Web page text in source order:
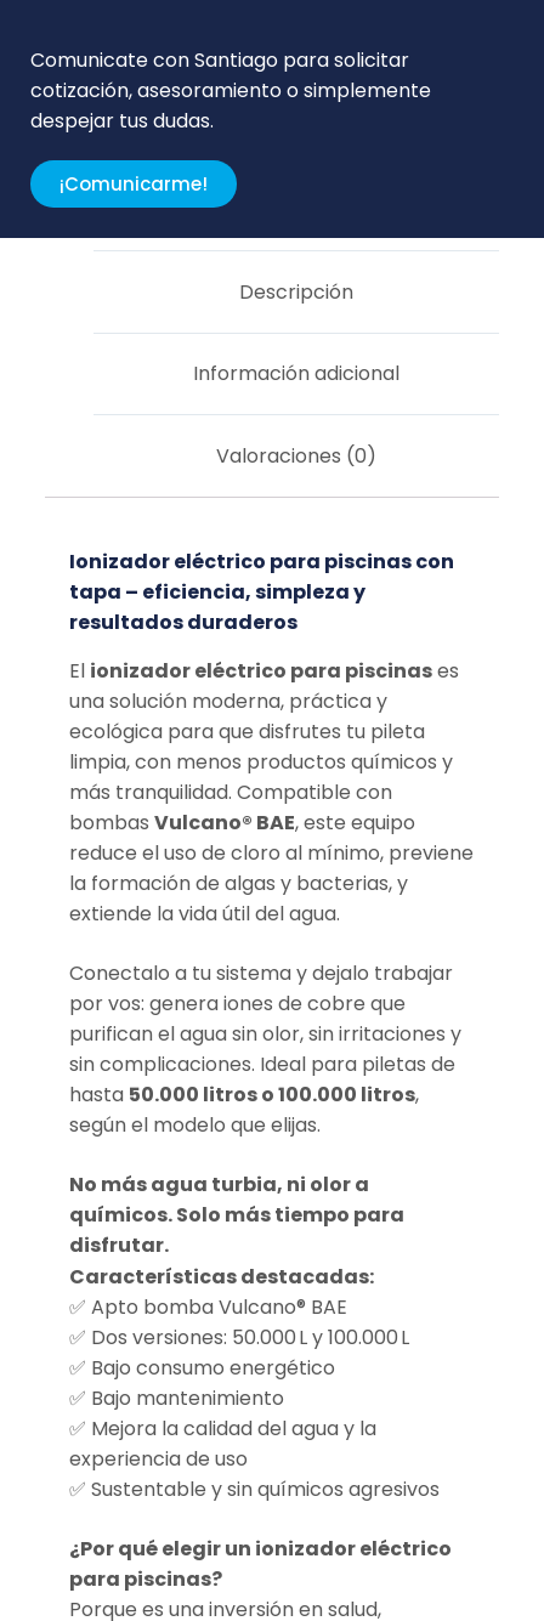
Comunicate con Santiago para solicitar
cotización, asesoramiento o simplemente
despejar tus dudas.
¡Comunicarme!
Descripción
Información adicional
Valoraciones (0)
Ionizador eléctrico para piscinas con
tapa – eficiencia, simpleza y
resultados duraderos
El ionizador eléctrico para piscinases
una solución moderna, práctica y
ecológica para que disfrutes tu pileta
limpia, con menos productos químicos y
más tranquilidad. Compatible con
bombas Vulcano® BAE, este equipo
reduce el uso de cloro al mínimo, previene
la formación de algas y bacterias, y
extiende la vida útil del agua.
Conectalo a tu sistema y dejalo trabajar
por vos: genera iones de cobre que
purifican el agua sin olor, sin irritaciones y
sin complicaciones. Ideal para piletas de
hasta 50.000 litros o 100.000 litros,
según el modelo que elijas.
No más agua turbia, ni olor a
químicos. Solo más tiempo para
disfrutar.
Características destacadas:
✅ Apto bomba Vulcano® BAE
✅ Dos versiones: 50.000 L y 100.000 L
✅ Bajo consumo energético
✅ Bajo mantenimiento
✅ Mejora la calidad del agua y la
experiencia de uso
✅ Sustentable y sin químicos agresivos
¿Por qué elegir un ionizador eléctrico
para piscinas?
Porque es una inversión en salud,